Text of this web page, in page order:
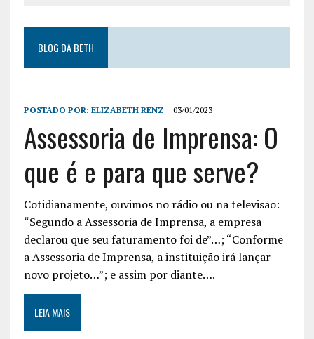
BLOG DA BETH
POSTADO POR: ELIZABETH RENZ 03/01/2023
Assessoria de Imprensa: O
que é e para que serve?
Cotidianamente, ouvimos no rádio ou na televisão:
“Segundo a Assessoria de Imprensa, a empresa
declarou que seu faturamento foi de”…; “Conforme
a Assessoria de Imprensa, a instituição irá lançar
novo projeto…”; e assim por diante….
LEIA MAIS